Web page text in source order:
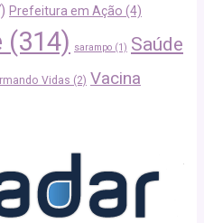
Prefeitura em Ação (4)
(314) sarampo (1) Saúde
Vidas (2) Vacina